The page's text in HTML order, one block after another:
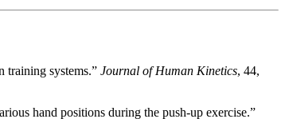
training systems.” Journal of Human Kinetics, 44,
hand positions during the push-up exercise.”